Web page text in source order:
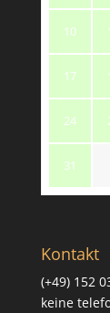
10
17
24
31
Kontakt
(+49) 152
keine